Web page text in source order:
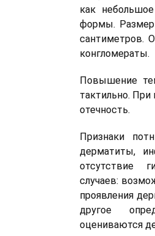
как
формы.
сантиметров.
конгломераты.
Повышение
тактильно.
отечность.
Признаки
дерматиты,
отсутствие
случаев:
проявления
другое
оцениваются